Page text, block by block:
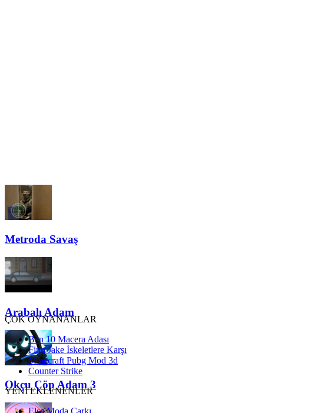
Metroda Savaş
Arabalı Adam
Okçu Çöp Adam 3
ÇOK OYNANANLAR
Ben 10 Macera Adası
Finn Jake İskeletlere Karşı
Minecraft Pubg Mod 3d
Counter Strike
YENİ EKLENENLER
Elsa Moda Çarkı